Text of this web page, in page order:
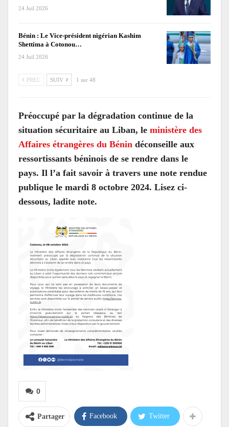
24 Juil 2026
Bénin : Le Vice-président nigérian Kashim
Shettima à Cotonou…
24 Juil 2026
PREC SUIV 1 sur 48
Préoccupé par la dégradation continue de la
situation sécuritaire au Liban, le ministère des
Affaires étrangères du Bénin déconseille aux
ressortissants béninois de se rendre dans le
pays. Il l’a fait savoir à travers une note rendue
publique le mardi 8 octobre 2024. Lisez ci-
dessous, ladite note.
0
Partager Facebook Twitter